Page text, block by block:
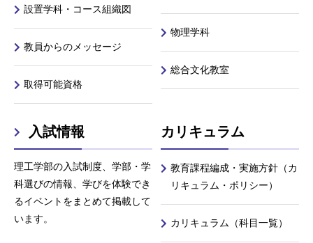
設置学科・コース組織図
教員からのメッセージ
取得可能資格
物理学科
総合文化教室
入試情報
理工学部の入試制度、学部・学
科選びの情報、学びを体験でき
るイベントをまとめて掲載して
います。
カリキュラム
教育課程編成・実施方針（カ
リキュラム・ポリシー）
カリキュラム（科目一覧）